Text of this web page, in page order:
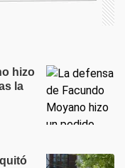
hizo
la